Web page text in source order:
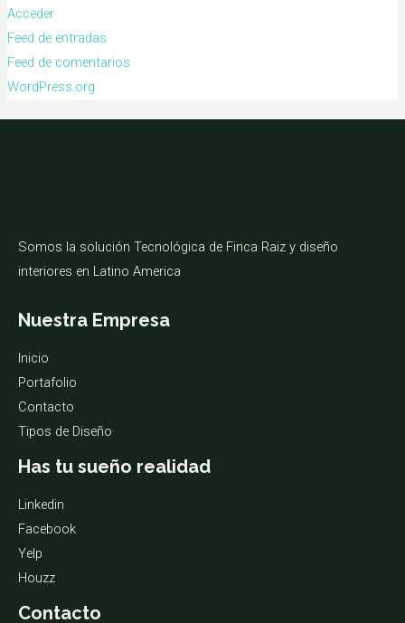
Acceder
Feed de entradas
Feed de comentarios
WordPress.org
Somos la solución Tecnológica de Finca Raiz y diseño
interiores en Latino America
Nuestra Empresa
Inicio
Portafolio
Contacto
Tipos de Diseño
Has tu sueño realidad
Linkedin
Facebook
Yelp
Houzz
Contacto